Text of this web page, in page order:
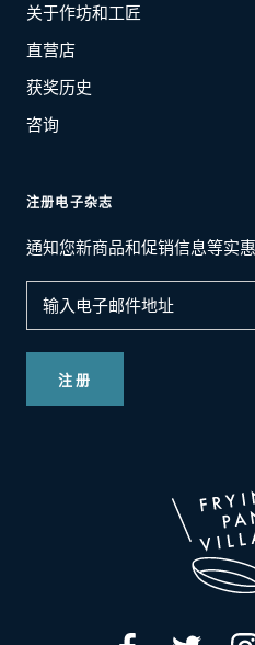
关于作坊和工匠
直营店
获奖历史
咨询
注册电子杂志
通知您新商品和促销信息等实
注册